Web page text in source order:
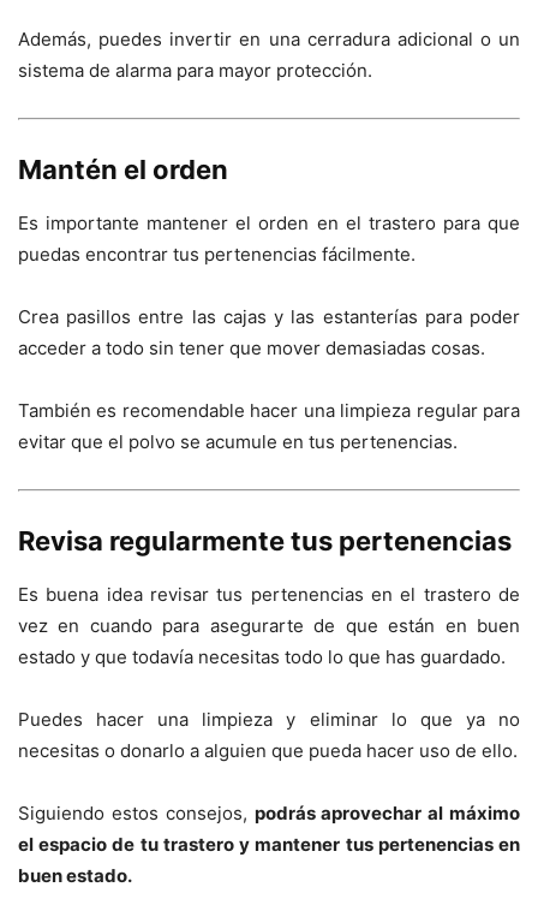
Además, puedes invertir en una cerradura adicional o un
sistema de alarma para mayor protección.
Mantén el orden
Es importante mantener el orden en el trastero para que
puedas encontrar tus pertenencias fácilmente.
Crea pasillos entre las cajas y las estanterías para poder
acceder a todo sin tener que mover demasiadas cosas.
También es recomendable hacer una limpieza regular para
evitar que el polvo se acumule en tus pertenencias.
Revisa regularmente tus pertenencias
Es buena idea revisar tus pertenencias en el trastero de
vez en cuando para asegurarte de que están en buen
estado y que todavía necesitas todo lo que has guardado.
Puedes hacer una limpieza y eliminar lo que ya no
necesitas o donarlo a alguien que pueda hacer uso de ello.
Siguiendo estos consejos, podrás aprovechar al máximo
el espacio de tu trastero y mantener tus pertenencias en
buen estado.